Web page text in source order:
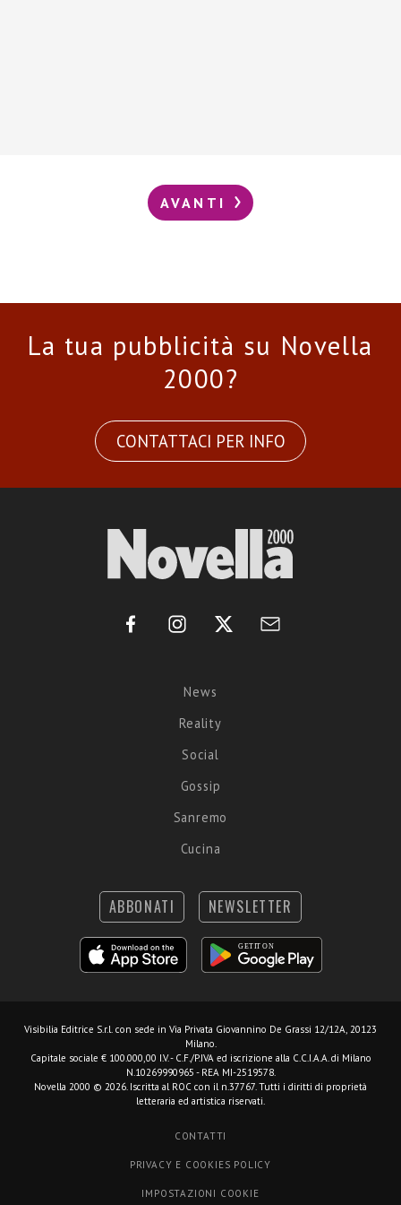
AVANTI
La tua pubblicità su Novella
2000?
CONTATTACI PER INFO
News
Reality
Social
Gossip
Sanremo
Cucina
ABBONATI NEWSLETTER
Visibilia Editrice S.r.l. con sede in Via Privata Giovannino De Grassi 12/12A, 20123
Milano.
Capitale sociale € 100.000,00 I.V. - C.F./P.IVA ed iscrizione alla C.C.I.A.A. di Milano
N.10269990965 - REA MI-2519578.
Novella 2000 © 2026. Iscritta al ROC con il n.37767. Tutti i diritti di proprietà
letteraria ed artistica riservati.
CONTATTI
PRIVACY E COOKIES POLICY
IMPOSTAZIONI COOKIE